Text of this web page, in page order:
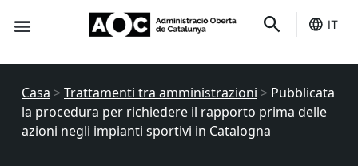
IT
Casa >Trattamenti tra amministrazioni > Pubblicata
la procedura per richiedere il rapporto prima delle
azioni negli impianti sportivi in ​​Catalogna